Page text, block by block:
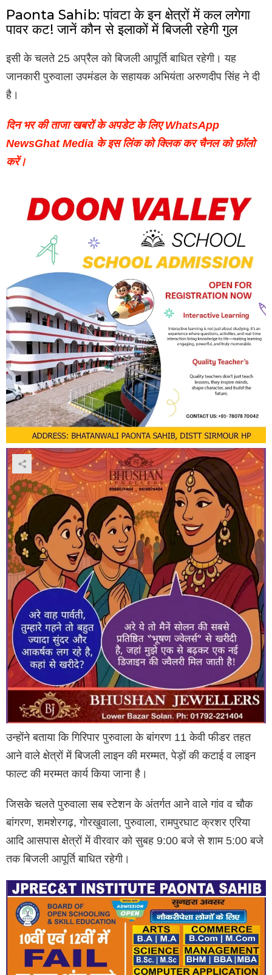
Paonta Sahib: पांवटा के इन क्षेत्रों में कल लगेगा
पावर कट! जानें कौन से इलाकों में बिजली रहेगी गुल
इसी के चलते 25 अप्रैल को बिजली आपूर्ति बाधित रहेगी। यह
जानकारी पुरुवाला उपमंडल के सहायक अभियंता अरुणदीप सिंह ने दी
है।
दिन भर की ताजा खबरों के अपडेट के लिए WhatsApp
NewsGhat Media के इस लिंक को क्लिक कर चैनल को फ़ॉलो
करें।
उन्होंने बताया कि गिरिपार पुरुवाला के बांगरण 11 केवी फीडर तहत
आने वाले क्षेत्रों में बिजली लाइन की मरम्मत, पेड़ों की कटाई व लाइन
फाल्ट की मरम्मत कार्य किया जाना है।
जिसके चलते पुरुवाला सब स्टेशन के अंतर्गत आने वाले गांव व चौक
बांगरण, शमशेरगढ़, गोरखुवाला, पुरुवाला, रामपुरघाट क्रशर एरिया
आदि आसपास क्षेत्रों में वीरवार को सुबह 9:00 बजे से शाम 5:00 बजे
तक बिजली आपूर्ति बाधित रहेगी।